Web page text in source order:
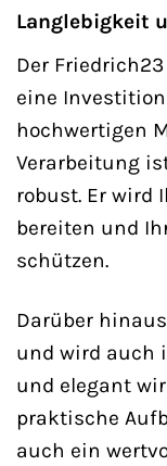
Langlebigkeit
Der
eine
hochwertigen
Verarbeitung
robust. Er wird
bereiten und
schützen.
Darüber
und wird auch
und elegant
praktische
auch ein